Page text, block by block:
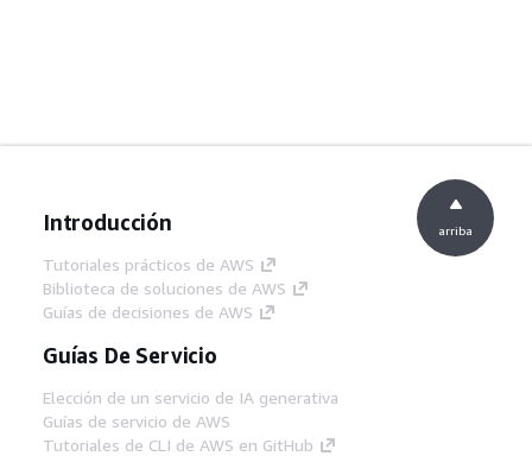
Introducción
Tutoriales prácticos de AWS
Biblioteca de soluciones de AWS
Guías de decisiones de AWS
Guías De Servicio
Elección de un servicio de IA generativa
Guías de servicio de AWS
Tutoriales de CLI de AWS en GitHub
arriba